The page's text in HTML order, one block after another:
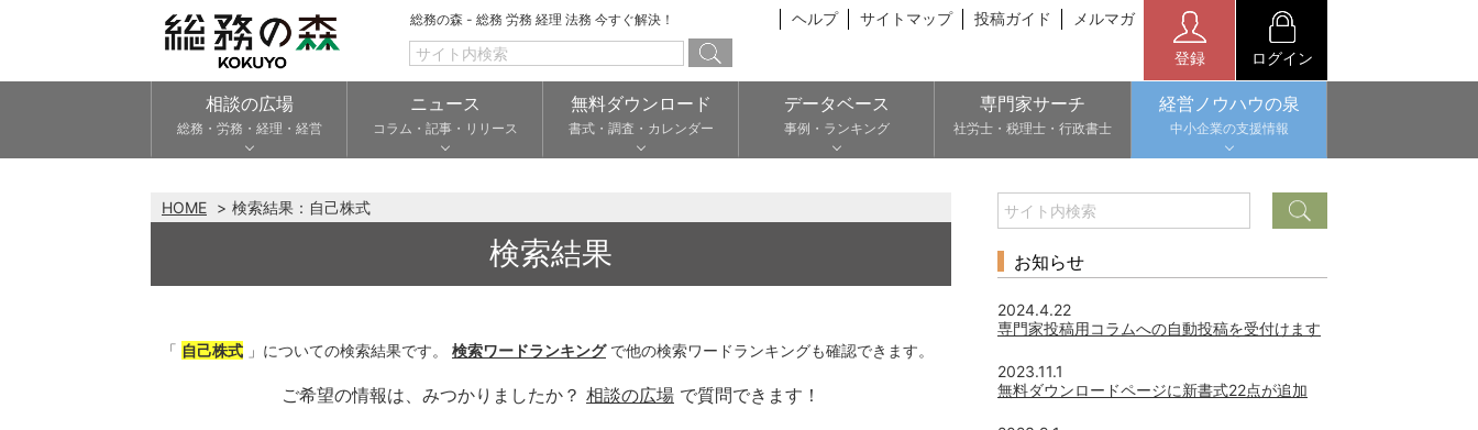
総務の森 - 総務 労務 経理 法務 今すぐ解決！ ヘルプ サイトマップ 投稿ガイド メルマガ
登録 ログイン
相談の広場
総務・労務・経理・経営
ニュース
コラム・記事・リリース
無料ダウンロード
書式・調査・カレンダー
データベース
事例・ランキング
専門家サーチ
社労士・税理士・行政書士
経営ノウハウの泉
中小企業の支援情報
HOME 検索結果： 自己株式
検索結果
「 自己株式 」についての検索結果です。 検索ワードランキングで他の検索ワードランキングも確認できます。
ご希望の情報は、みつかりましたか？ 相談の広場 で質問できます！
お知らせ
2024.4.22
専門家投稿用コラムへの自動投稿を受付けます
2023.11.1
無料ダウンロードページに新書式22点が追加